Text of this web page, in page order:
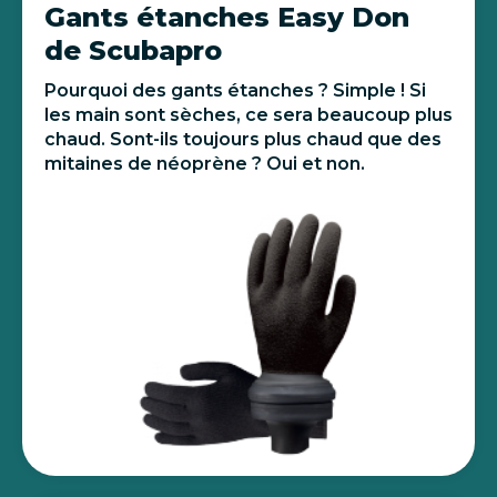
Gants étanches Easy Don
de Scubapro
Pourquoi des gants étanches ? Simple ! Si
les main sont sèches, ce sera beaucoup plus
chaud. Sont-ils toujours plus chaud que des
mitaines de néoprène ? Oui et non.